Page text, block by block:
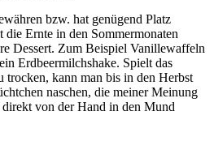
bzw. hat genügend Platz
die Ernte in den Sommermonaten
Dessert. Zum Beispiel Vanillewaffeln
Erdbeermilchshake. Spielt das
trocken, kann man bis in den Herbst
naschen, die meiner Meinung
von der Hand in den Mund